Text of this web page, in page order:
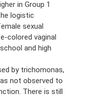
in Group 1
logistic
sexual
colored vaginal
and high
by trichomonas,
not observed to
There is still